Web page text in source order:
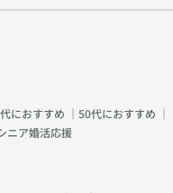
におすすめ ｜ 50代におすすめ ｜
ニア婚活応援